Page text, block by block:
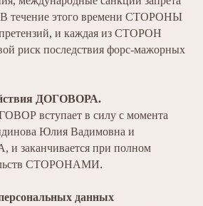
В течение этого времени СТОРОНЫ
и каждая из СТОРОН
риск последствия форс-мажорных
ДОГОВОРА.
вступает в силу с момента
Юлия Вадимовна и
заканчивается при полном
СТОРОНАМИ.
данных